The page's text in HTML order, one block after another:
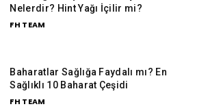
Nelerdir? Hint Yağı İçilir mi?
FH TEAM
Baharatlar Sağlığa Faydalı mı? En
Sağlıklı 10 Baharat Çeşidi
FH TEAM